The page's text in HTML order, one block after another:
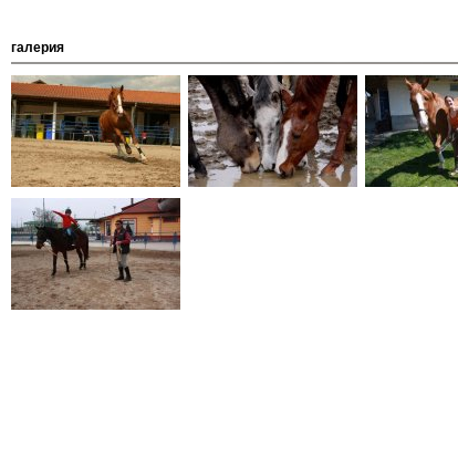
галерия